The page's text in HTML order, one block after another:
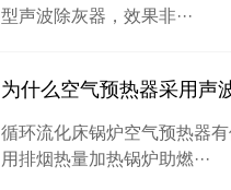
型声波除灰器，效果非···
循环流化床锅炉空气预热器
用排烟热量加热锅炉助燃···